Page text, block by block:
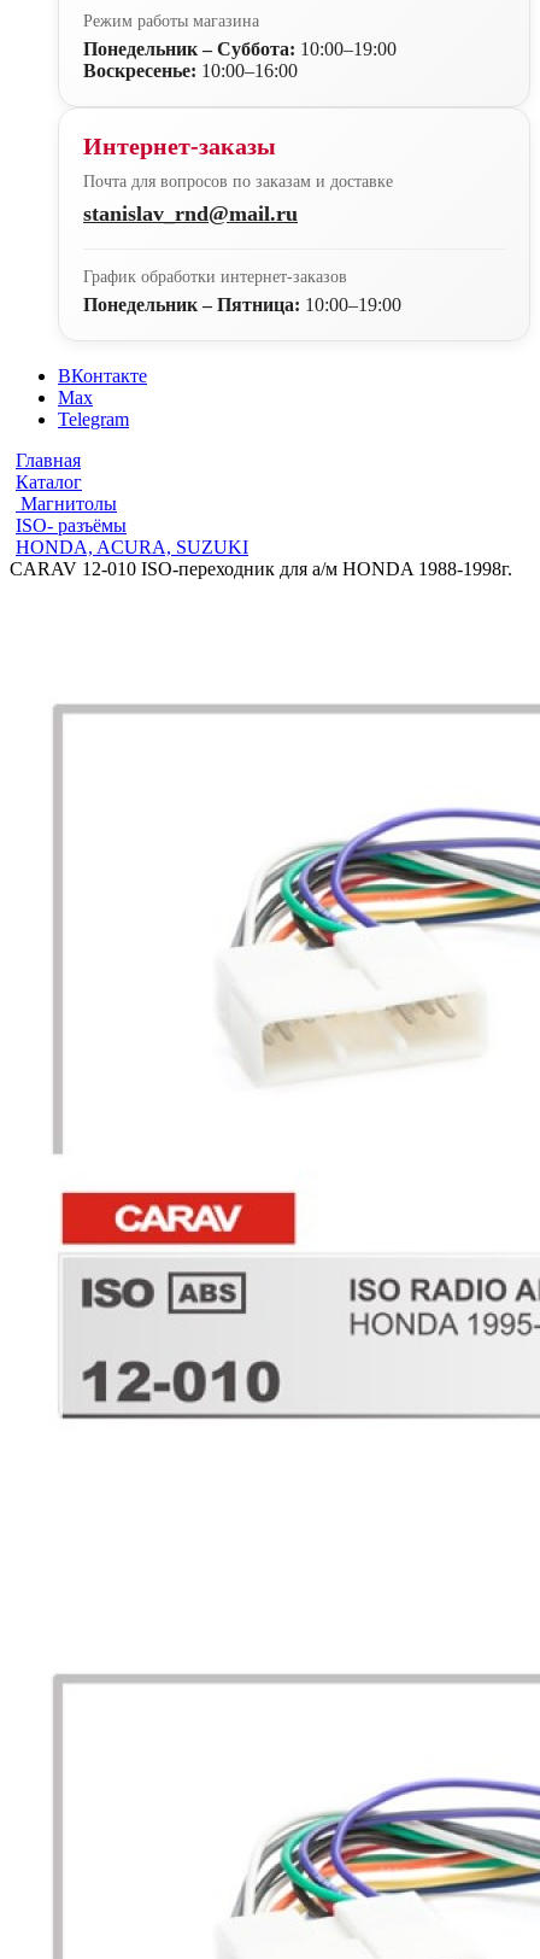
Режим работы магазина
Понедельник – Суббота: 10:00–19:00
Воскресенье: 10:00–16:00
Интернет-заказы
Почта для вопросов по заказам и доставке
stanislav_rnd@mail.ru
График обработки интернет-заказов
Понедельник – Пятница: 10:00–19:00
ВКонтакте
Max
Telegram
Главная
Каталог
Магнитолы
ISO- разъёмы
HONDA, ACURA, SUZUKI
CARAV 12-010 ISO-переходник для а/м HONDA 1988-1998г.